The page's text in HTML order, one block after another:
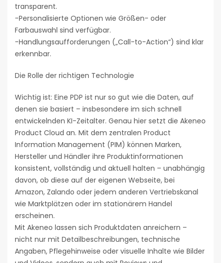
transparent.
-Personalisierte Optionen wie Größen- oder
Farbauswahl sind verfügbar.
-Handlungsaufforderungen („Call-to-Action“) sind klar
erkennbar.
Die Rolle der richtigen Technologie
Wichtig ist: Eine PDP ist nur so gut wie die Daten, auf
denen sie basiert – insbesondere im sich schnell
entwickelnden KI-Zeitalter. Genau hier setzt die Akeneo
Product Cloud an. Mit dem zentralen Product
Information Management (PIM) können Marken,
Hersteller und Händler ihre Produktinformationen
konsistent, vollständig und aktuell halten – unabhängig
davon, ob diese auf der eigenen Webseite, bei
Amazon, Zalando oder jedem anderen Vertriebskanal
wie Marktplätzen oder im stationärem Handel
erscheinen.
Mit Akeneo lassen sich Produktdaten anreichern –
nicht nur mit Detailbeschreibungen, technische
Angaben, Pflegehinweise oder visuelle Inhalte wie Bilder